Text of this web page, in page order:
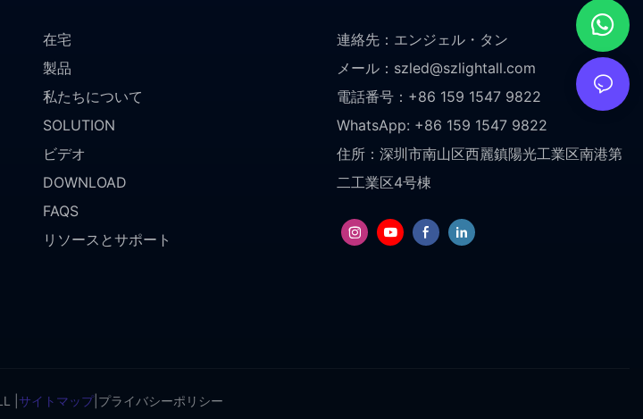
在宅
製品
私たちについて
SOLUTION
ビデオ
DOWNLOAD
FAQS
リソースとサポート
連絡先：エンジェル・タン
メール： szled@szlightall.com
電話番号：+86 159 1547 9822
WhatsApp: +86 159 1547 9822
住所： 深圳市南山区西麗鎮陽光工業区南港第
二工業区4号棟
| サイトマップ| プライバシーポリシー